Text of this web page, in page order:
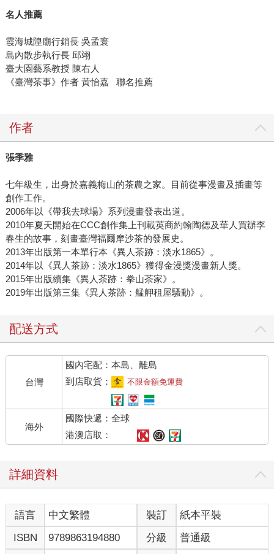
名人推薦
霞海城隍廟行銷長 吳孟寰
島內散步執行長 邱翊
臺大園藝系教授 陳右人
《臺灣茶事》作者 黃怡嘉 聯名推薦
作者
張季雅
七年級生，出身於嘉義梅山的茶農之家。目前從事漫畫及插畫等
創作工作。
2006年以《帶我去球場》系列漫畫發表出道。
2010年夏天開始在CCC創作集上刊載英商約翰陶德及華人買辦李
春生的故事，刻畫臺灣福爾摩沙茶的發展史。
2013年出版第一本單行本《異人茶跡：淡水1865》。
2014年以《異人茶跡：淡水1865》獲得金漫獎漫畫新人獎。
2015年出版續集《異人茶跡：拳山茶家》。
2019年出版第三集《異人茶跡：艋舺租屋騷動》。
配送方式
台灣
國內宅配：本島、離島
到店取貨：
不限金額免運費
海外
國際快遞：全球
港澳店取：
詳細資料
語言 中文繁體 裝訂
紙本平裝
ISBN
9789863194880 分級 普通級